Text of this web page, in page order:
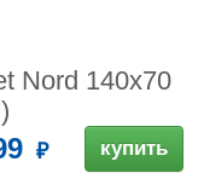
Nord 140x70
купить